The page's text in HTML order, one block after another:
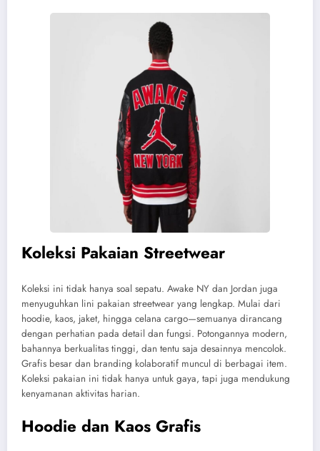
Koleksi Pakaian Streetwear
Koleksi ini tidak hanya soal sepatu. Awake NY dan Jordan juga
menyuguhkan lini pakaian streetwear yang lengkap. Mulai dari
hoodie, kaos, jaket, hingga celana cargo—semuanya dirancang
dengan perhatian pada detail dan fungsi. Potongannya modern,
bahannya berkualitas tinggi, dan tentu saja desainnya mencolok.
Grafis besar dan branding kolaboratif muncul di berbagai item.
Koleksi pakaian ini tidak hanya untuk gaya, tapi juga mendukung
kenyamanan aktivitas harian.
Hoodie dan Kaos Grafis